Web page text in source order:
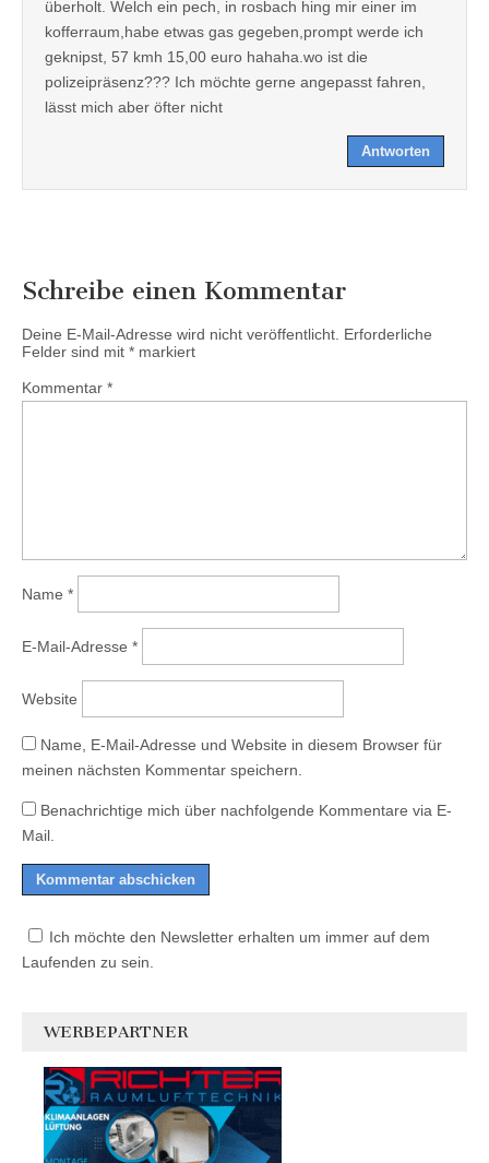
überholt. Welch ein pech, in rosbach hing mir einer im
kofferraum,habe etwas gas gegeben,prompt werde ich
geknipst, 57 kmh 15,00 euro hahaha.wo ist die
polizeipräsenz??? Ich möchte gerne angepasst fahren,
lässt mich aber öfter nicht
Antworten
Schreibe einen Kommentar
Deine E-Mail-Adresse wird nicht veröffentlicht. Erforderliche
Felder sind mit * markiert
Kommentar *
Name *
E-Mail-Adresse *
Website
Name, E-Mail-Adresse und Website in diesem Browser für
meinen nächsten Kommentar speichern.
Benachrichtige mich über nachfolgende Kommentare via E-
Mail.
Ich möchte den Newsletter erhalten um immer auf dem
Laufenden zu sein.
WERBEPARTNER